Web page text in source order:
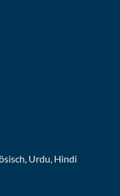
Urdu, Hindi